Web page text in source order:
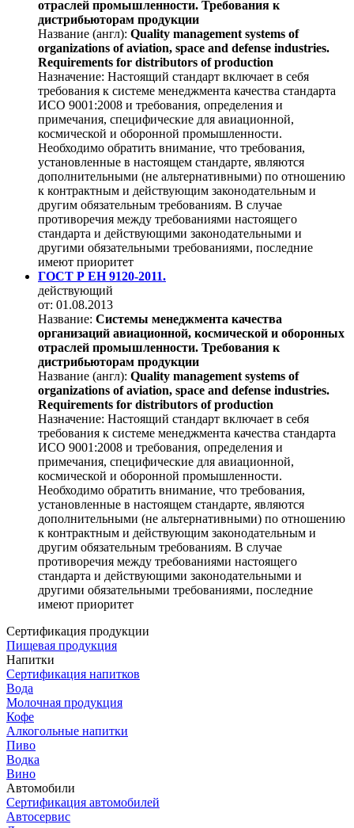
отраслей промышленности. Требования к
дистрибьюторам продукции
Название (англ): Quality management systems of
organizations of aviation, space and defense industries.
Requirements for distributors of production
Назначение: Настоящий стандарт включает в себя
требования к системе менеджмента качества стандарта
ИСО 9001:2008 и требования, определения и
примечания, специфические для авиационной,
космической и оборонной промышленности.
Необходимо обратить внимание, что требования,
установленные в настоящем стандарте, являются
дополнительными (не альтернативными) по отношению
к контрактным и действующим законодательным и
другим обязательным требованиям. В случае
противоречия между требованиями настоящего
стандарта и действующими законодательными и
другими обязательными требованиями, последние
имеют приоритет
ГОСТ Р ЕН 9120-2011.
действующий
от: 01.08.2013
Название: Системы менеджмента качества
организаций авиационной, космической и оборонных
отраслей промышленности. Требования к
дистрибьюторам продукции
Название (англ): Quality management systems of
organizations of aviation, space and defense industries.
Requirements for distributors of production
Назначение: Настоящий стандарт включает в себя
требования к системе менеджмента качества стандарта
ИСО 9001:2008 и требования, определения и
примечания, специфические для авиационной,
космической и оборонной промышленности.
Необходимо обратить внимание, что требования,
установленные в настоящем стандарте, являются
дополнительными (не альтернативными) по отношению
к контрактным и действующим законодательным и
другим обязательным требованиям. В случае
противоречия между требованиями настоящего
стандарта и действующими законодательными и
другими обязательными требованиями, последние
имеют приоритет
Сертификация продукции
Пищевая продукция
Напитки
Сертификация напитков
Вода
Молочная продукция
Кофе
Алкогольные напитки
Пиво
Водка
Вино
Автомобили
Сертификация автомобилей
Автосервис